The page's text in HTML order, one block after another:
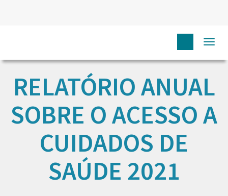
RELATÓRIO ANUAL
SOBRE O ACESSO A
CUIDADOS DE
SAÚDE 2021